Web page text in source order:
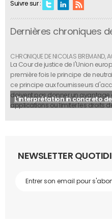
Suivre sur :
Dernières chroniques
L'interprétation in concreto
La Cour de justice de l'Union
première fois le principe de
ce principe aux fournisseurs
doivent pas donner un
applications ou limiter les droits
NEWSLETTER